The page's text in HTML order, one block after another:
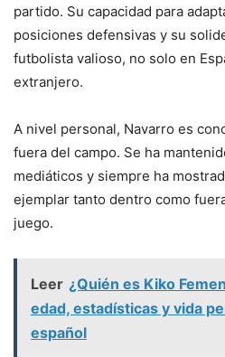
partido. Su capacidad para
posiciones defensivas y su
futbolista valioso, no solo en
extranjero.
A nivel personal, Navarro es
fuera del campo. Se ha
mediáticos y siempre ha
ejemplar tanto dentro como
juego.
Leer ¿Quién es Kiko
edad, estadísticas y vida
español